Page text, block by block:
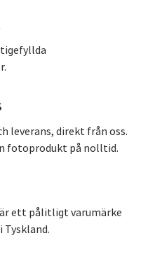
leverans, direkt från oss.
fotoprodukt på nolltid.
är ett pålitligt varumärke